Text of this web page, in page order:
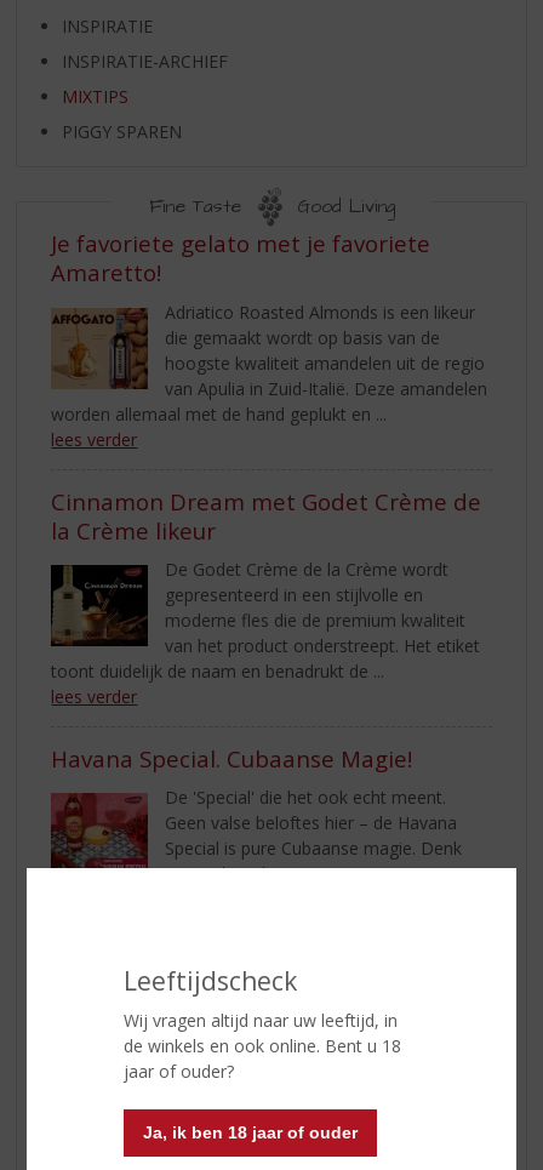
Leeftijdscheck
Wij vragen altijd naar uw leeftijd, in
de winkels en ook online. Bent u 18
jaar of ouder?
Ja, ik ben 18 jaar of ouder
INSPIRATIE
INSPIRATIE-ARCHIEF
MIXTIPS
PIGGY SPAREN
Fine Taste Good Living
MIXTIPS
Je favoriete gelato met je favoriete
Amaretto!
Adriatico Roasted Almonds is een likeur
die gemaakt wordt op basis van de
hoogste kwaliteit amandelen uit de regio
van Apulia in Zuid-Italië. Deze amandelen
worden allemaal met de hand geplukt en ...
lees verder
Cinnamon Dream met Godet Crème de
la Crème likeur
De Godet Crème de la Crème wordt
gepresenteerd in een stijlvolle en
moderne fles die de premium kwaliteit
van het product onderstreept. Het etiket
toont duidelijk de naam en benadrukt de ...
lees verder
Havana Special. Cubaanse Magie!
De 'Special' die het ook echt meent.
Geen valse beloftes hier – de Havana
Special is pure Cubaanse magie. Denk
aan zijdezachte rum, ananassap en een
Licor 43 Original & Ibiza 43 Spritz: Een
Wereld van Smaak!
Licor 43 Original is een Spaanse likeur die
bekend staat om zijn unieke en verfijnde
smaak, welke voortkomt uit een geheime
mix van 43 ingrediënten. De zoete tonen
van vanille en citrus maken het ...